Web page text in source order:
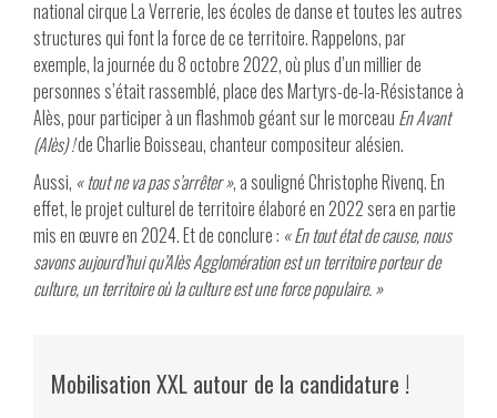
national cirque La Verrerie, les écoles de danse et toutes les autres
structures qui font la force de ce territoire. Rappelons, par
exemple, la journée du 8 octobre 2022, où plus d’un millier de
personnes s’était rassemblé, place des Martyrs-de-la-Résistance à
Alès, pour participer à un flashmob géant sur le morceau En Avant
(Alès) !de Charlie Boisseau, chanteur compositeur alésien.
Aussi, « tout ne va pas s’arrêter », a souligné Christophe Rivenq. En
effet, le projet culturel de territoire élaboré en 2022 sera en partie
mis en œuvre en 2024. Et de conclure : « En tout état de cause, nous
savons aujourd’hui qu’Alès Agglomération est un territoire porteur de
culture, un territoire où la culture est une force populaire. »
Mobilisation XXL autour de la candidature !